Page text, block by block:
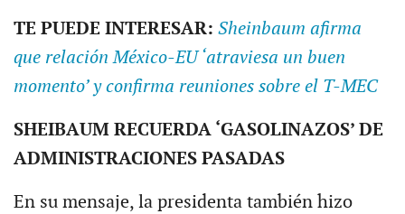
TE PUEDE INTERESAR: Sheinbaum afirma
que relación México-EU ‘atraviesa un buen
momento’ y confirma reuniones sobre el T-MEC
SHEIBAUM RECUERDA ‘GASOLINAZOS’ DE
ADMINISTRACIONES PASADAS
En su mensaje, la presidenta también hizo